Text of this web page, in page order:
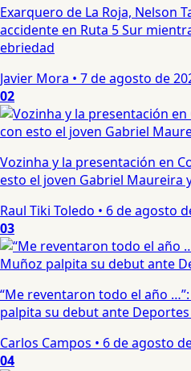
Exarquero de La Roja, Nelson
accidente en Ruta 5 Sur
ebriedad
Javier Mora • 7 de agosto de
02
Vozinha y la presentación en
esto el joven Gabriel Maureira
Raul Tiki Toledo • 6 de agosto
03
“Me reventaron todo el año
palpita su debut ante
Carlos Campos • 6 de agosto
04